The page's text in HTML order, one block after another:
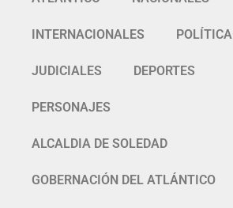
INTERNACIONALES POLÍTICA
JUDICIALES DEPORTES
PERSONAJES
ALCALDIA DE SOLEDAD
GOBERNACIÓN DEL ATLÁNTICO